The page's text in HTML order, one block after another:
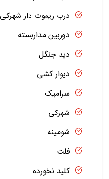
درب ریموت دار شهرکی
دوربین مداربسته
دید جنگل
دیوار کشی
سرامیک
شهرکی
شومینه
فلت
کلید نخورده